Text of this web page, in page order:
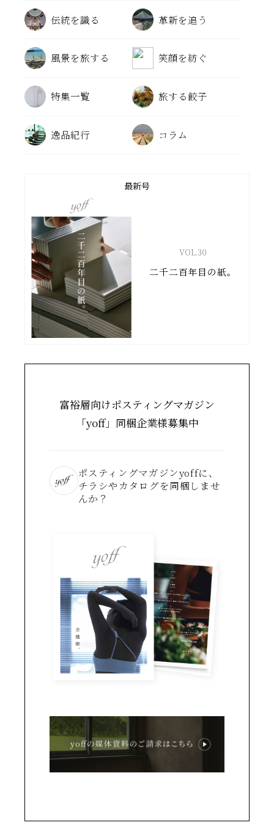
伝統を識る 革新を追う
風景を旅する 笑顔を紡ぐ
特集一覧 旅する餃子
逸品紀行 コラム
最新号
VOL.30
二千二百年目の紙。
富裕層向けポスティングマガジン
「yoff」同梱企業様募集中
ポスティングマガジンyoffに、
チラシやカタログを同梱しませ
んか？